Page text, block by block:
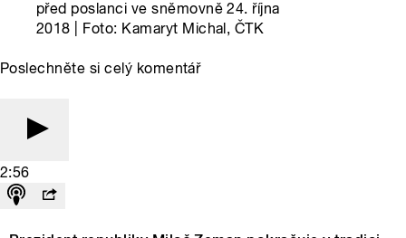
před poslanci ve sněmovně 24. října
2018 | Foto: Kamaryt Michal, ČTK
Poslechněte si celý komentář
2:56